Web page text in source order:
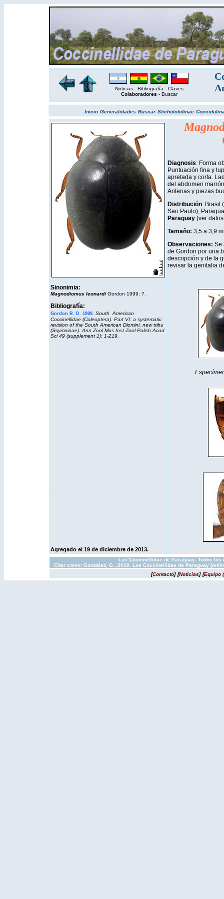
Noticias - Bibliografía - Claves
Colaboradores - Buscar
Inicio Generalidades Buscar Sticholotidinae
Diagnosis: Forma
Puntuación fina y
apretada y corta.
del abdomen
Antenas y piezas
Distribución: Brasil
Sao Paulo),
Paraguay (ver
Tamaño: 3,5 a 3,9
Observaciones: Se
de Gordon por una
descripción y de la
revisar la genitalia
Sinonimia:
Magnodiomus leonardi Gordon 1999: 7.
Bibliografía:
Gordon R. D. 1999. South American
Coccinellidae (Coleoptera). Part VI: a systematic
revision of the South American Diomini, new tribu
(Scymninae). Ann Zool Mus Inst Zool Polish Acad
Sci 49 (supplement 1): 1-219.
Agregado el 19 de diciembre de 2013.
Las Coccinellidae de Paraguay- Todos
Citar como: González, G. ,2010. Los Coccinellidae de Paraguay
[Contacto] [Noticias] [Equipo